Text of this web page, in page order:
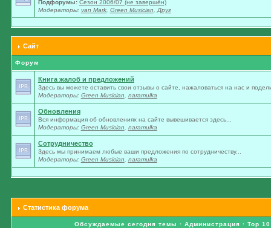
Подфорумы: Сезон 2006/07 (не завершён)
Модераторы: van Mark, Green Musician Друг
Сайт
Форум
Книга жалоб и предложений
Здесь вы можете оставить свои отзывы о сайте, нажаловаться на нас и
Модераторы: Green Musician naramulka
Обновления
Вся информация об обновлениях на сайте вывешивается здесь...
Модераторы: Green Musician naramulka
Сотрудничество
Здесь мы принимаем любые ваши предложения по сотрудничеству...
Модераторы: Green Musician naramulka
Статистика форума
Обсуждаемые сегодня темы · Администрация · Top